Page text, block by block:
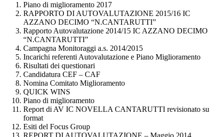
Piano di miglioramento 2017
RAPPORTO DI AUTOVALUTAZIONE 2015/16 IC
AZZANO DECIMO “N.CANTARUTTI”
Rapporto Autovalutazione 2014/15 IC AZZANO DECIMO
“N.CANTARUTTI”
Campagna Monitoraggi a.s. 2014/2015
Incarichi referenti Autovalutazione e Piano Miglioramento
Risultati dei questionari
Candidatura CEF – CAF
Nomina Comitato Miglioramento
QUICK WINS
Piano di miglioramento
Report di AV IC NOVELLA CANTARUTTI revisionato su
format
Esiti del Focus Group